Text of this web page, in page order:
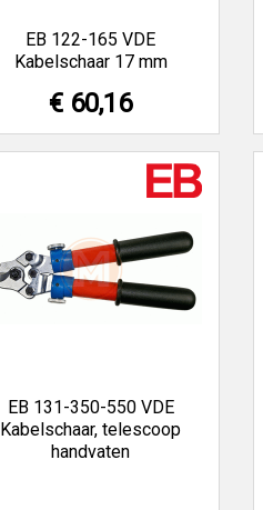
EB 122-165 VDE
Kabelschaar 17 mm
€ 60,16
EB 131-350-550 VDE
Kabelschaar, telescoop
handvaten